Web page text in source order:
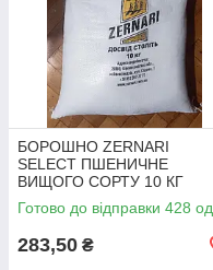
БОРОШНО ZERNARI
SELECT ПШЕНИЧНЕ
ВИЩОГО СОРТУ 10 КГ
Готово до відправки 428 од.
283,50 ₴